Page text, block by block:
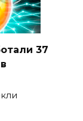
37